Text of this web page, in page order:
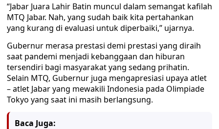
“Jabar Juara Lahir Batin muncul dalam semangat kafilah
MTQ Jabar. Nah, yang sudah baik kita pertahankan
yang kurang di evaluasi untuk diperbaiki,” ujarnya.
Gubernur merasa prestasi demi prestasi yang diraih
saat pandemi menjadi kebanggaan dan hiburan
tersendiri bagi masyarakat yang sedang prihatin.
Selain MTQ, Gubernur juga mengapresiasi upaya atlet
– atlet Jabar yang mewakili Indonesia pada Olimpiade
Tokyo yang saat ini masih berlangsung.
Baca Juga: